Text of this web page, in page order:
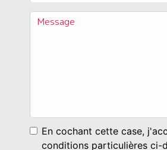
En cochant cette case,
conditions particulières ci-